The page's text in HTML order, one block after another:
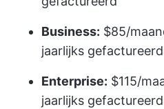
Business: $85/
jaarlijks gefactureerd
Enterprise: $115/
jaarlijks gefactureerd